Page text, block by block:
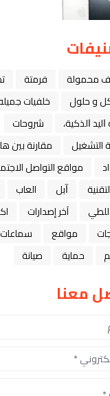
محمولة فرمتة
و حلول
خلفيات
ﺍﻟﺬﻛﻴﺔ،
شروحات
التشغيل
مقارنة بين
مواقع التواصل
ﺁﺑﻞ العاب
آخر إصدارات
مواقع
سماعات
حماية صيانة
معنا